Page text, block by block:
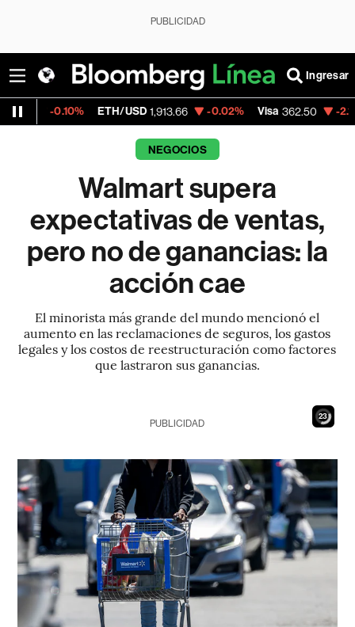
PUBLICIDAD
Ingresar
ETH/USD 1,913.66 -0.02% Visa 362.50 -2.15%
NEGOCIOS
Walmart supera
expectativas de ventas,
pero no de ganancias: la
acción cae
El minorista más grande del mundo mencionó el
aumento en las reclamaciones de seguros, los gastos
legales y los costos de reestructuración como factores
que lastraron sus ganancias.
21
PUBLICIDAD